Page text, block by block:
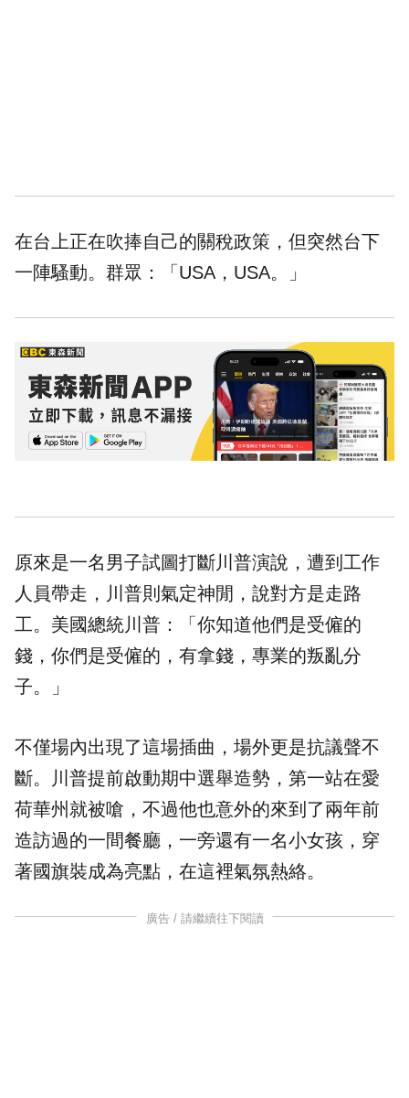
在台上正在吹捧自己的關稅政策，但突然台下
一陣騷動。群眾：「USA，USA。」
原來是一名男子試圖打斷川普演說，遭到工作
人員帶走，川普則氣定神閒，說對方是走路
工。美國總統川普：「你知道他們是受僱的
錢，你們是受僱的，有拿錢，專業的叛亂分
子。」
不僅場內出現了這場插曲，場外更是抗議聲不
斷。川普提前啟動期中選舉造勢，第一站在愛
荷華州就被嗆，不過他也意外的來到了兩年前
造訪過的一間餐廳，一旁還有一名小女孩，穿
著國旗裝成為亮點，在這裡氣氛熱絡。
廣告 / 請繼續往下閱讀